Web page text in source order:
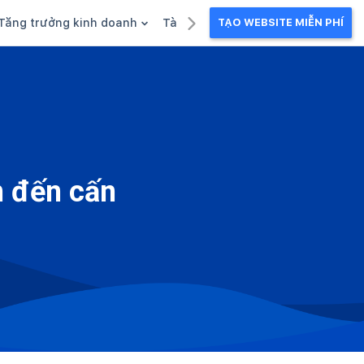
trưởng kinh doanh Tài liệu kinh doanhTẠO WEBSITE MIỄN PHÍ
đến cấn